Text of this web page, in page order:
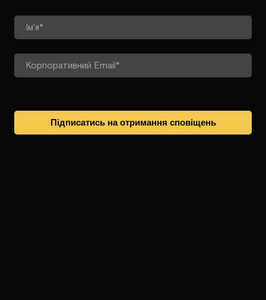
Підписатись на отримання сповіщень